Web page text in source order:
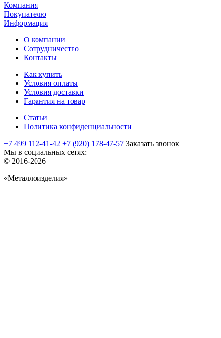
Компания
Покупателю
Информация
О компании
Сотрудничество
Контакты
Как купить
Условия оплаты
Условия доставки
Гарантия на товар
Статьи
Политика конфиденциальности
+7 499 112-41-42 +7 (920) 178-47-57 Заказать звонок
Мы в социальных сетях:
© 2016-2026
«Металлоизделия»